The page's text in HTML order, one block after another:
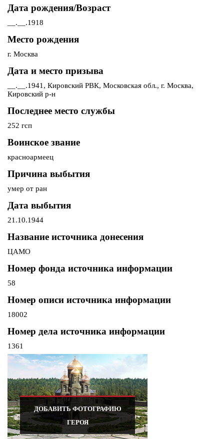
Дата рождения/Возраст
__.__.1918
Место рождения
г. Москва
Дата и место призыва
__.__.1941, Кировский РВК, Московская обл., г. Москва,
Кировский р-н
Последнее место службы
252 гсп
Воинское звание
красноармеец
Причина выбытия
умер от ран
Дата выбытия
21.10.1944
Название источника донесения
ЦАМО
Номер фонда источника информации
58
Номер описи источника информации
18002
Номер дела источника информации
1361
ДОБАВИТЬ ФОТОГРАФИЮ
ГЕРОЯ